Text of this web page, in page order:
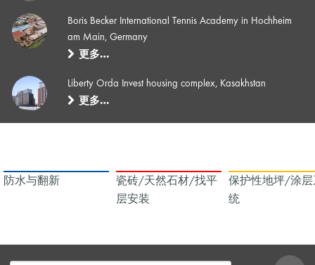
Boris Becker International Tennis Academy in Hochheim
am Main, Germany
更多…
Liberty Orda Invest housing complex, Kasakhstan
更多…
防水与翻新
瓷砖/天然石材/找平
层安装
保护性地坪/涂层
统